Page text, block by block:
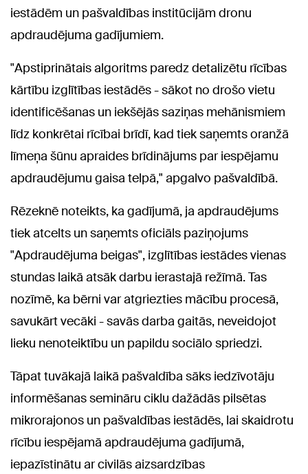
iestādēm un pašvaldības institūcijām dronu
apdraudējuma gadījumiem.
"Apstiprinātais algoritms paredz detalizētu rīcības
kārtību izglītības iestādēs - sākot no drošo vietu
identificēšanas un iekšējās saziņas mehānismiem
līdz konkrētai rīcībai brīdī, kad tiek saņemts oranžā
līmeņa šūnu apraides brīdinājums par iespējamu
apdraudējumu gaisa telpā," apgalvo pašvaldībā.
Rēzeknē noteikts, ka gadījumā, ja apdraudējums
tiek atcelts un saņemts oficiāls paziņojums
"Apdraudējuma beigas", izglītības iestādes vienas
stundas laikā atsāk darbu ierastajā režīmā. Tas
nozīmē, ka bērni var atgriezties mācību procesā,
savukārt vecāki - savās darba gaitās, neveidojot
lieku nenoteiktību un papildu sociālo spriedzi.
Tāpat tuvākajā laikā pašvaldība sāks iedzīvotāju
informēšanas semināru ciklu dažādās pilsētas
mikrorajonos un pašvaldības iestādēs, lai skaidrotu
rīcību iespējamā apdraudējuma gadījumā,
iepazīstinātu ar civilās aizsardzības